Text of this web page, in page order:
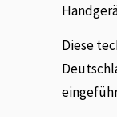
Diese